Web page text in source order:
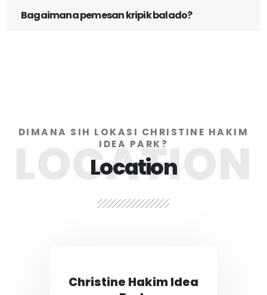
Bagaimana pemesan kripik balado?
LOCATION
DIMANA SIH LOKASI CHRISTINE HAKIM
IDEA PARK?
Location
Christine Hakim Idea